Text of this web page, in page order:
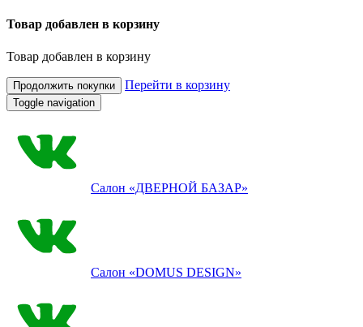
Товар добавлен в корзину
Товар добавлен в корзину
Продолжить покупки Перейти в корзину
Toggle navigation
Салон «ДВЕРНОЙ БАЗАР»
Салон «DOMUS DESIGN»